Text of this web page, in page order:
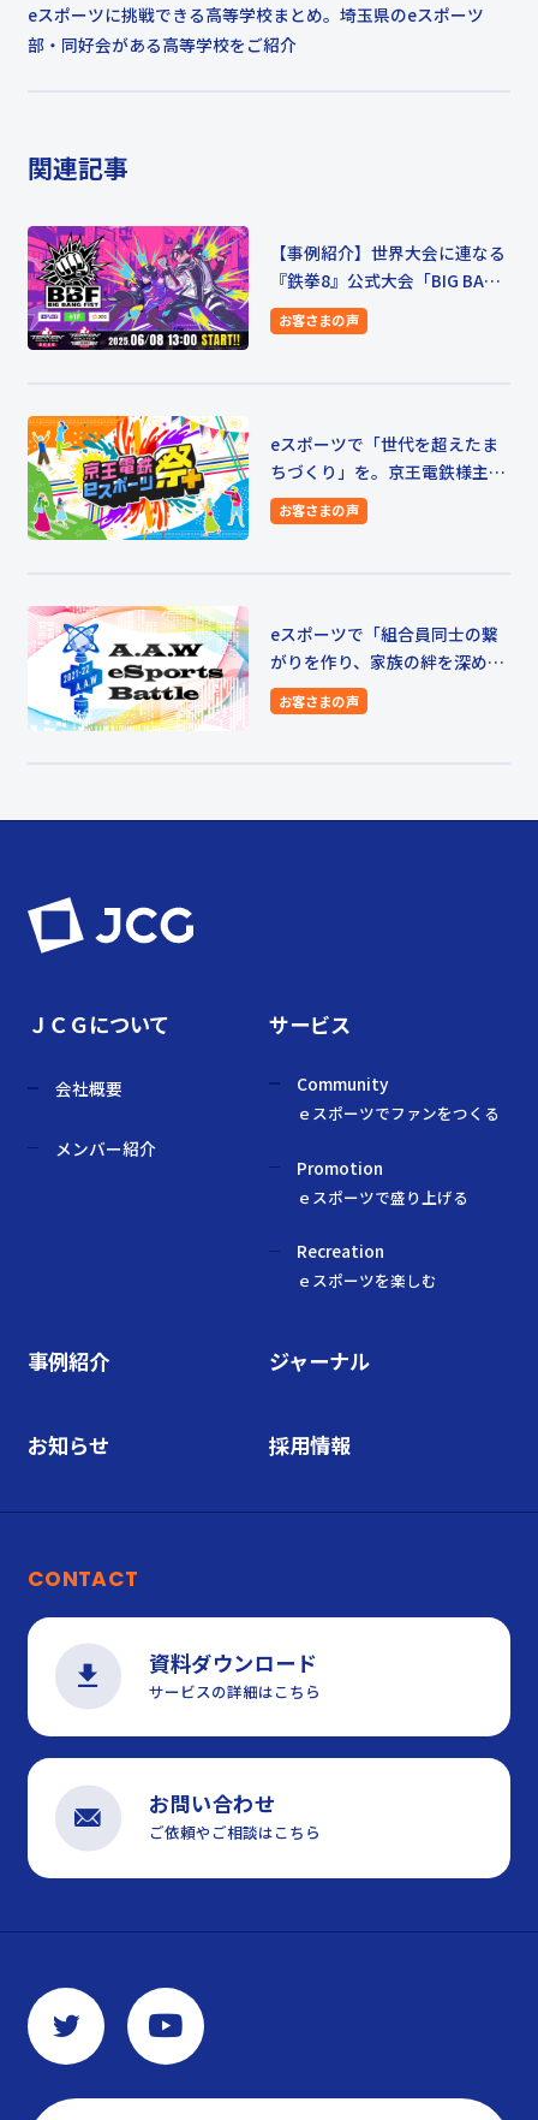
eスポーツに挑戦できる高等学校まとめ。埼玉県のeスポーツ
部・同好会がある高等学校をご紹介
関連記事
【事例紹介】世界大会に連なる
『鉄拳8』公式大会「BIG BANG
FIST」第1回主催レポート
お客さまの声
eスポーツで「世代を超えたま
ちづくり」を。京王電鉄様主催
京王電鉄eスポーツ祭
お客さまの声
eスポーツで「組合員同士の繋
がりを作り、家族の絆を深め
る」アイシン・エーアイダブリ
ュ労働組合様
お客さまの声
ＪＣＧについて
会社概要
メンバー紹介
サービス
Community
ｅスポーツでファンをつくる
Promotion
ｅスポーツで盛り上げる
Recreation
ｅスポーツを楽しむ
事例紹介 ジャーナル
お知らせ 採用情報
CONTACT
資料ダウンロード
サービスの詳細はこちら
お問い合わせ
ご依頼やご相談はこちら